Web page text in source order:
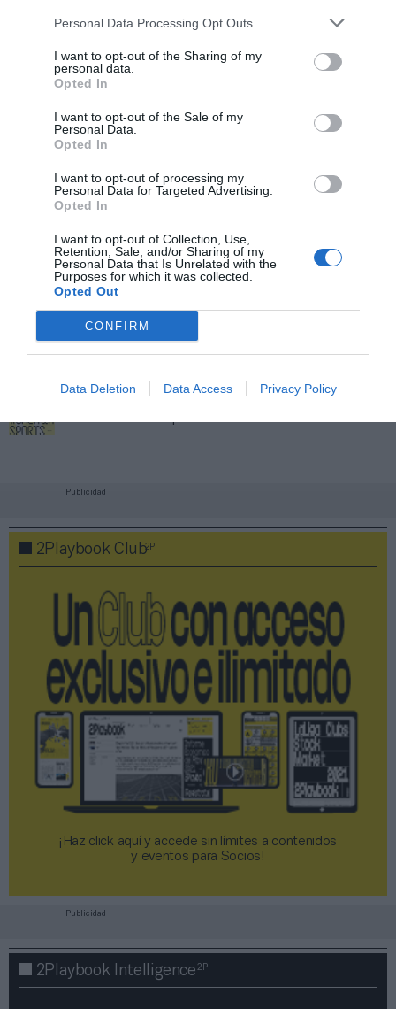
Personal Data Processing Opt Outs
I want to opt-out of the Sharing of my
personal data.
Opted In
I want to opt-out of the Sale of my
Personal Data.
Opted In
I want to opt-out of processing my
Personal Data for Targeted Advertising.
Opted In
I want to opt-out of Collection, Use,
Retention, Sale, and/or Sharing of my
Personal Data that Is Unrelated with the
Purposes for which it was collected.
Opted Out
CONFIRM
Data Deletion Data Access Privacy Policy
Índex2P
información, contacta con nosotros
Añadir 2Playbook
Mantente informado con las últimas noticias de actualidad.
Compartir
Imprimir
Publicidad
2Playbook Club2P
¡Haz click aquí y accede sin límites a contenidos
y eventos para Socios!​​​​​​​
Publicidad
2Playbook Intelligence2P